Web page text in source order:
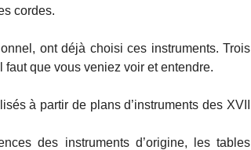
cordes.
ont déjà choisi ces instruments. Trois
faut que vous veniez voir et entendre.
à partir de plans d’instruments des XVII
des instruments d’origine, les tables